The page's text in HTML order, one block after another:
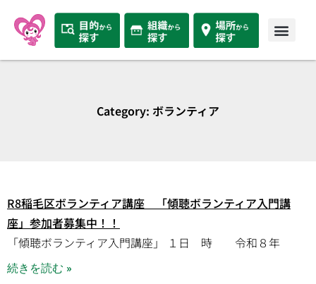
Category: ボランティア
R8稲毛区ボランティア講座 「傾聴ボランティア入門講
座」参加者募集中！！
「傾聴ボランティア入門講座」 １日 時 令和８年
続きを読む »